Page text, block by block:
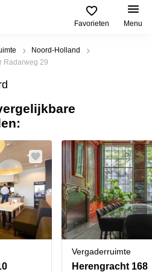
Favorieten Menu
Noord-Holland
Radarweg 29
Vergaderruimte
Herengracht 168